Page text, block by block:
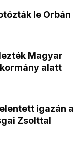
le Orbán
Magyar
alatt
igazán a
Zsolttal